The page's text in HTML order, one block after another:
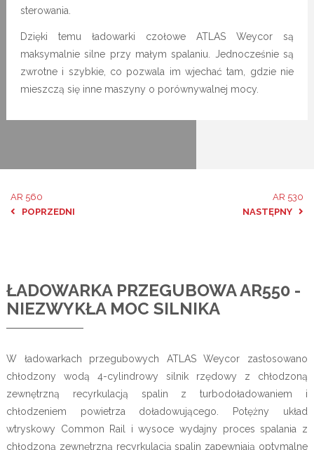
sterowania.
Dzięki temu ładowarki czołowe ATLAS Weycor są
maksymalnie silne przy małym spalaniu. Jednocześnie są
zwrotne i szybkie, co pozwala im wjechać tam, gdzie nie
mieszczą się inne maszyny o porównywalnej mocy.
AR 560
POPRZEDNI
AR 530
NASTĘPNY
ŁADOWARKA PRZEGUBOWA AR550 -
NIEZWYKŁA MOC SILNIKA
W ładowarkach przegubowych ATLAS Weycor zastosowano
chłodzony wodą 4-cylindrowy silnik rzędowy z chłodzoną
zewnętrzną recyrkulacją spalin z turbodoładowaniem i
chłodzeniem powietrza doładowującego. Potężny układ
wtryskowy Common Rail i wysoce wydajny proces spalania z
chłodzoną zewnętrzną recyrkulacją spalin zapewniają optymalne